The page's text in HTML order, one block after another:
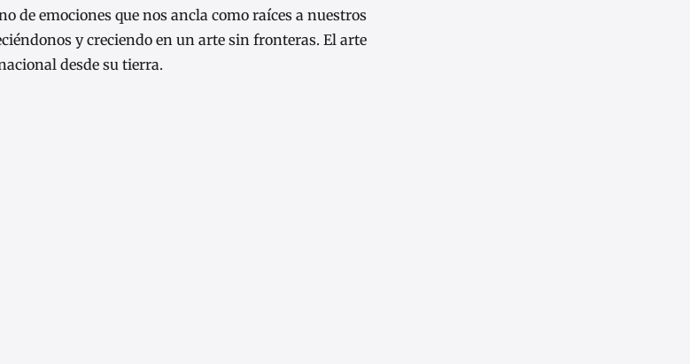
de emociones que nos ancla como raíces a nuestros
y creciendo en un arte sin fronteras. El arte
desde su tierra.